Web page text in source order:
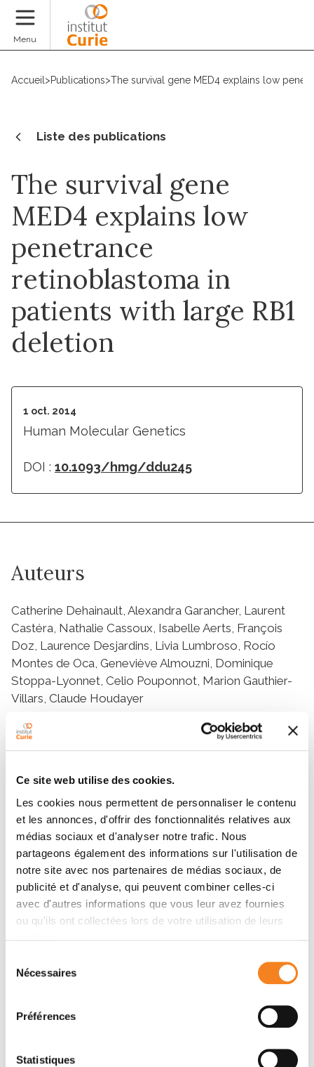
Ce site web utilise des cookies.
Les cookies nous permettent de personnaliser le contenu
et les annonces, d'offrir des fonctionnalités relatives aux
médias sociaux et d'analyser notre trafic. Nous
partageons également des informations sur l'utilisation de
notre site avec nos partenaires de médias sociaux, de
publicité et d'analyse, qui peuvent combiner celles-ci
avec d'autres informations que vous leur avez fournies
ou qu'ils ont collectées lors de votre utilisation de leurs
Nécessaires
Préférences
Statistiques
Menu
Accueil >Publications>The survival gene MED4 explains low
Liste des publications
The survival gene
MED4 explains low
penetrance
retinoblastoma in
patients with large RB1
deletion
1 oct. 2014
Human Molecular Genetics
DOI : 10.1093/hmg/ddu245
Auteurs
Catherine Dehainault, Alexandra Garancher, Laurent
Castéra, Nathalie Cassoux, Isabelle Aerts, François
Doz, Laurence Desjardins, Livia Lumbroso, Rocío
Montes de Oca, Geneviève Almouzni, Dominique
Stoppa-Lyonnet, Celio Pouponnot, Marion Gauthier-
Villars, Claude Houdayer
Equipes
Équipe
Signalisation et Progression Tumorale
ALAIN EYCHENE
CELIO POUPONNOT